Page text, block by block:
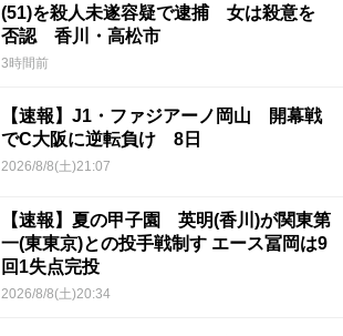
(51)を殺人未遂容疑で逮捕 女は殺意を
否認 香川・高松市
3時間前
【速報】J1・ファジアーノ岡山 開幕戦
でC大阪に逆転負け 8日
2026/8/8(土)21:07
【速報】夏の甲子園 英明(香川)が関東第
一(東東京)との投手戦制す エース冨岡は9
回1失点完投
2026/8/8(土)20:34